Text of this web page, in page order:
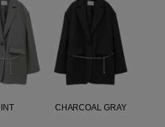
CHARCOAL GRAY